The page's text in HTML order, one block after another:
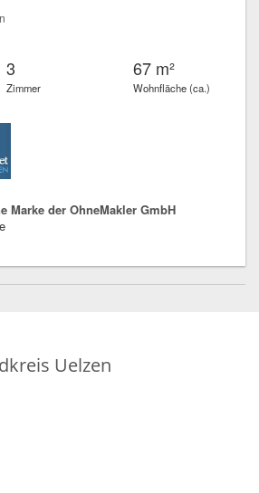
3
Zimmer
67 m²
Wohnfläche (ca.)
Marke der OhneMakler GmbH
Uelzen